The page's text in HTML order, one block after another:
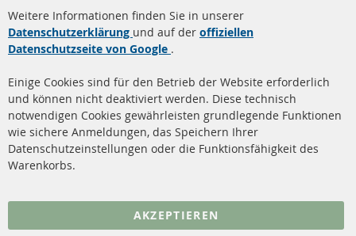
Dieselpartikelfilter (DPF)
Dieselpartikelfilter
Katalysator (KAT)
Sensoren
FAQ
Über uns
Versandkosten
Kontakt
Vertrag widerrufen
Weitere Informationen finden Sie in unserer
Datenschutzerklärung und auf der offiziellen
Datenschutzseite von Google .
Einige Cookies sind für den Betrieb der Website erforderlich
und können nicht deaktiviert werden. Diese technisch
notwendigen Cookies gewährleisten grundlegende Funktionen
wie sichere Anmeldungen, das Speichern Ihrer
Datenschutzeinstellungen oder die Funktionsfähigkeit des
Warenkorbs.
AKZEPTIEREN